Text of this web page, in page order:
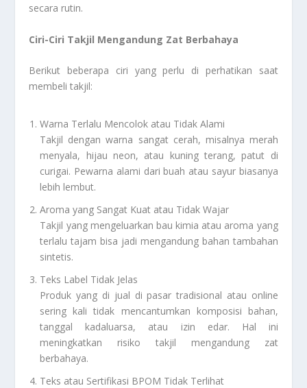
secara rutin.
Ciri-Ciri Takjil Mengandung Zat Berbahaya
Berikut beberapa ciri yang perlu di perhatikan saat
membeli takjil:
Warna Terlalu Mencolok atau Tidak Alami
Takjil dengan warna sangat cerah, misalnya merah
menyala, hijau neon, atau kuning terang, patut di
curigai. Pewarna alami dari buah atau sayur biasanya
lebih lembut.
Aroma yang Sangat Kuat atau Tidak Wajar
Takjil yang mengeluarkan bau kimia atau aroma yang
terlalu tajam bisa jadi mengandung bahan tambahan
sintetis.
Teks Label Tidak Jelas
Produk yang di jual di pasar tradisional atau online
sering kali tidak mencantumkan komposisi bahan,
tanggal kadaluarsa, atau izin edar. Hal ini
meningkatkan risiko takjil mengandung zat
berbahaya.
Teks atau Sertifikasi BPOM Tidak Terlihat